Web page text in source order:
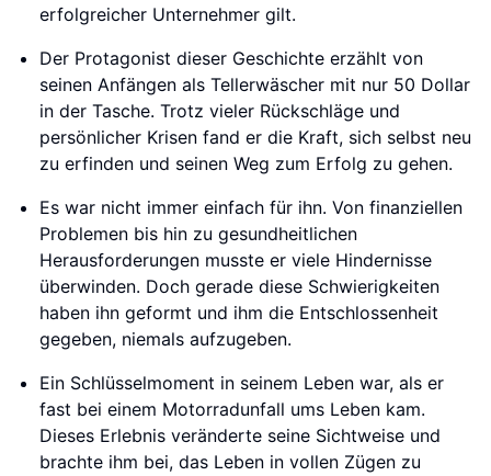
erfolgreicher Unternehmer gilt.
Der Protagonist dieser Geschichte erzählt von
seinen Anfängen als Tellerwäscher mit nur 50 Dollar
in der Tasche. Trotz vieler Rückschläge und
persönlicher Krisen fand er die Kraft, sich selbst neu
zu erfinden und seinen Weg zum Erfolg zu gehen.
Es war nicht immer einfach für ihn. Von finanziellen
Problemen bis hin zu gesundheitlichen
Herausforderungen musste er viele Hindernisse
überwinden. Doch gerade diese Schwierigkeiten
haben ihn geformt und ihm die Entschlossenheit
gegeben, niemals aufzugeben.
Ein Schlüsselmoment in seinem Leben war, als er
fast bei einem Motorradunfall ums Leben kam.
Dieses Erlebnis veränderte seine Sichtweise und
brachte ihm bei, das Leben in vollen Zügen zu